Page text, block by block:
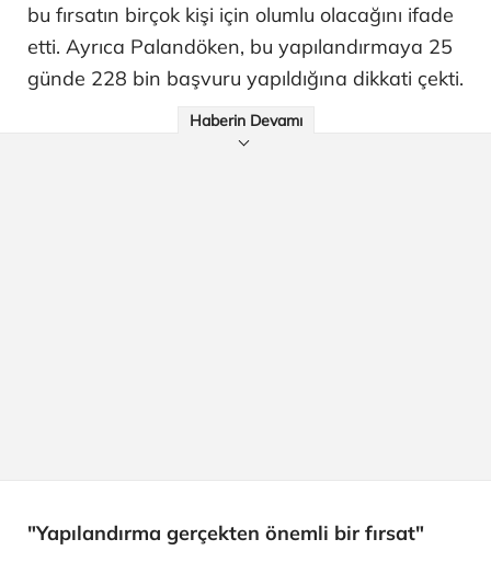
bu fırsatın birçok kişi için olumlu olacağını ifade
etti. Ayrıca Palandöken, bu yapılandırmaya 25
günde 228 bin başvuru yapıldığına dikkati çekti.
Haberin Devamı
"Yapılandırma gerçekten önemli bir fırsat"